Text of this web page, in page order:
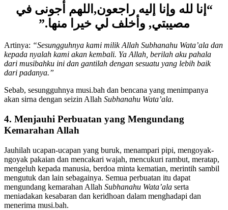
“إنا لله وإنا إليه راجعون,اللهم أجونى في
مصيبتي, وأخلف لي خيرا منها.”
Artinya:“Sesungguhnya kami milik Allah Subhanahu Wata’ala dan
kepada nyalah kami akan kembali. Ya Allah, berilah aku pahala
dari musibahku ini dan gantilah dengan sesuatu yang lebih baik
Sebab, sesungguhnya musi.bah dan bencana yang menimpanya
4. Menjauhi Perbuatan yang Mengundang
Jauhilah ucapan-ucapan yang buruk, menampari pipi, mengoyak-
ngoyak pakaian dan mencakari wajah, mencukuri rambut, meratap,
mengeluh kepada manusia, berdoa minta kematian, merintih sambil
mengutuk dan lain sebagainya. Semua perbuatan itu dapat
mengundang kemarahan AllahSubhanahu Wata’alaserta
meniadakan kesabaran dan keridhoan dalam menghadapi dan